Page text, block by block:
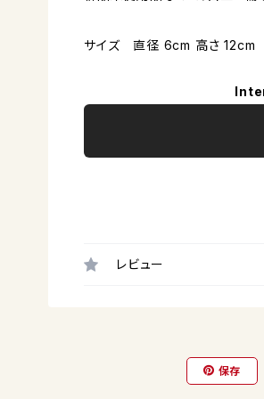
サイズ 直径 6cm 高さ 12cm
レビュー
保存